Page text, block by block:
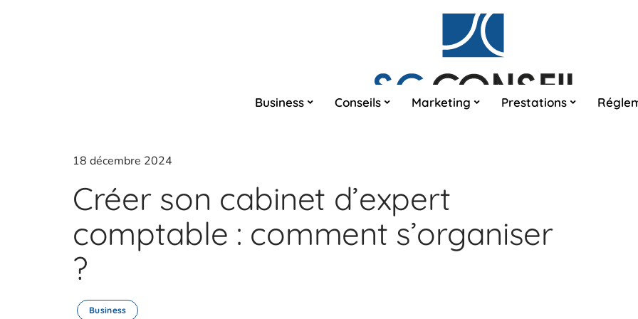
Business Conseils Marketing Prestations
18 décembre 2024
Créer son cabinet d’expert
comptable : comment s’organiser
?
Business